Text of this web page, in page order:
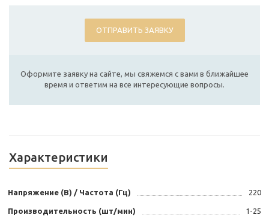
ОТПРАВИТЬ ЗАЯВКУ
Оформите заявку на сайте, мы свяжемся с вами в ближайшее
время и ответим на все интересующие вопросы.
Характеристики
Напряжение (В) / Частота (Гц) 220
Производительность (шт/мин) 1-25